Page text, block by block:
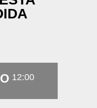
12:00